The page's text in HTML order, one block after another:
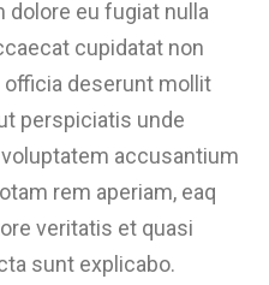
eu fugiat nulla
cupidatat non
officia deserunt mollit
perspiciatis unde
accusantium
rem aperiam, eaq
veritatis et quasi
sunt explicabo.